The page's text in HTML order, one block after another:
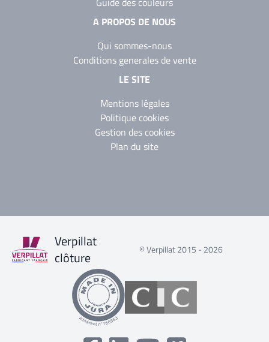
A PROPOS DE NOUS
Qui sommes-nous
Conditions generales de vente
LE SITE
Mentions légales
Politique cookies
Gestion des cookies
Plan du site
Verpillat
clôture
© Verpillat 2015 - 2026